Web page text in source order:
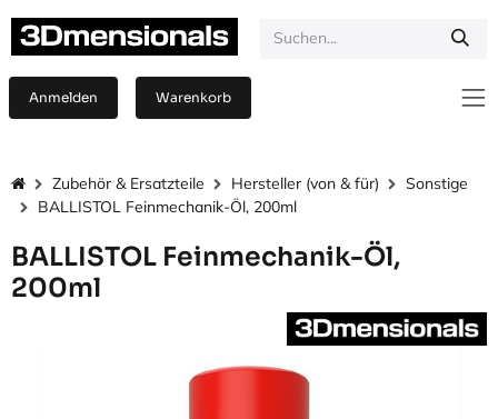
Anmelden Warenkorb
Zubehör & Ersatzteile Hersteller (von & für)
Sonstige
BALLISTOL Feinmechanik-Öl, 200ml
BALLISTOL Feinmechanik-Öl,
200ml